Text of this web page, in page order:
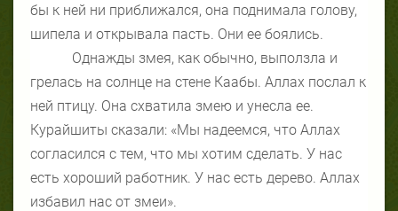
бы к ней ни приближался, она поднимала голову,
шипела и открывала пасть. Они ее боялись.
Однажды змея, как обычно, выползла и
грелась на солнце на стене Каабы. Аллах послал к
ней птицу. Она схватила змею и унесла ее.
Курайшиты сказали: «Мы надеемся, что Аллах
согласился с тем, что мы хотим сделать. У нас
есть хороший работник. У нас есть дерево. Аллах
избавил нас от змеи».